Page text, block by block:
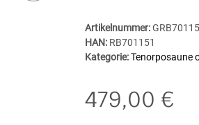
Artikelnummer:
HAN: RB701151
Kategorie:Tenorposaune
479,00 €